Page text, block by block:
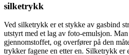
silketrykk
Ved silketrykk er et stykke av gasbind
utstyrt med et lag av foto-emulsjon.
gjennomstoffet, og overfører på den
trykker fagene en etter en. Silketrykk